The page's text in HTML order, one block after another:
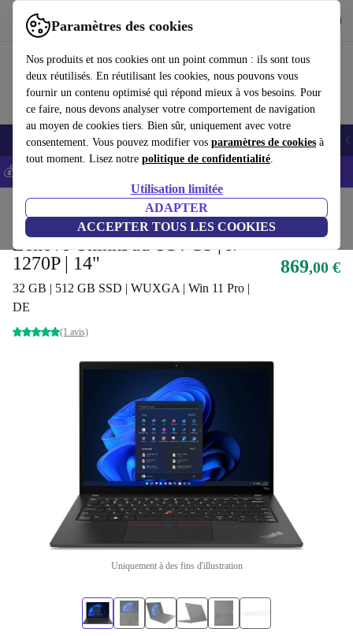
Paramètres des cookies
Nos produits et nos cookies ont un point commun : ils sont tous
deux réutilisés. En réutilisant les cookies, nous pouvons vous
fournir un contenu optimisé qui répond mieux à vos besoins. Pour
ce faire, nous devons analyser votre comportement de navigation
au moyen de cookies tiers. Bien sûr, uniquement avec votre
consentement. Vous pouvez modifier vos paramètres de cookies à
tout moment. Lisez notre politique de confidentialité.
Utilisation limitée
ADAPTER
ACCEPTER TOUS LES COOKIES
Utilisez refurbed rapidement et facilement
Smartphones Laptops Tablettes Montres connectées Accessoires
💰-5% EXTRA sur les iPhones – Code: IPHONEDEAL -
Ordinateurs portables Ordinateurs portables Lenovo
Lenovo ThinkPad T14 G3 | i7-
1270P | 14"
32 GB | 512 GB SSD | WUXGA | Win 11 Pro |
DE
(1 avis)
869,00 €
Uniquement à des fins d'illustration